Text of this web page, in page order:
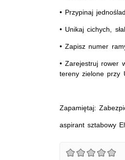
• Przypinaj
• Unikaj cichych,
• Zapisz numer
• Zarejestruj rower
tereny zielone przy
Zapamiętaj:
aspirant sztabowy